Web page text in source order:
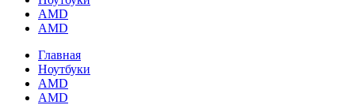
AMD
AMD
Главная
Ноутбуки
AMD
AMD